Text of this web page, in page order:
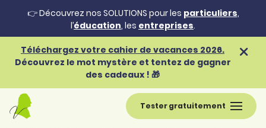
👉 Découvrez nos SOLUTIONS pour les particuliers,
l’éducation, les entreprises.
Téléchargez votre cahier de vacances 2026.
Découvrez le mot mystère et tentez de gagner
des cadeaux ! 🎁
Tester gratuitement